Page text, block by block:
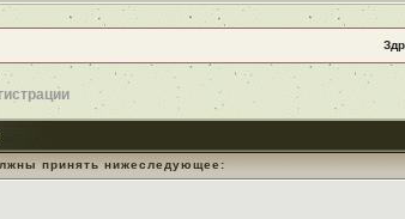
принять нижеследующее: